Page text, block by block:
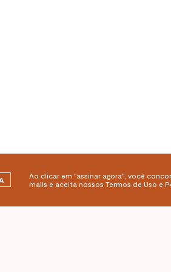
Ao clicar em "assinar agora", você
mails e aceita nossos Termos de Uso e